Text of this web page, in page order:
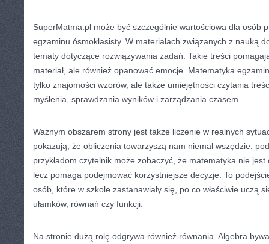
SuperMatma.pl może być szczególnie wartościowa dla osób
egzaminu ósmoklasisty. W materiałach związanych z nauką
tematy dotyczące rozwiązywania zadań. Takie treści
materiał, ale również opanować emocje. Matematyka
tylko znajomości wzorów, ale także umiejętności czytania
myślenia, sprawdzania wyników i zarządzania czasem.
Ważnym obszarem strony jest także liczenie w realnych
pokazują, że obliczenia towarzyszą nam niemal wszędzie:
przykładom czytelnik może zobaczyć, że matematyka nie
lecz pomaga podejmować korzystniejsze decyzje. To
osób, które w szkole zastanawiały się, po co właściwie uczą
ułamków, równań czy funkcji.
Na stronie dużą rolę odgrywa również równania. Algebra